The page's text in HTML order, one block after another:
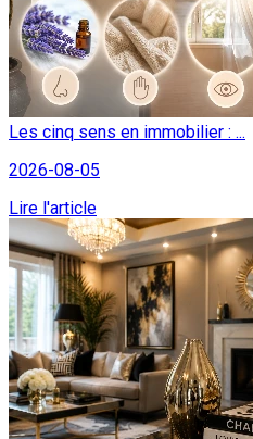
Les cinq sens en immobilier : ...
2026-08-05
Lire l'article